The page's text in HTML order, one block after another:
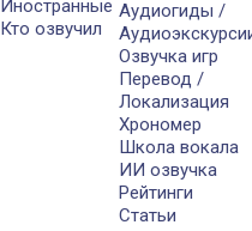
Иностранные
Кто озвучил
Аудиогиды /
Озвучка игр
Перевод /
Локализация
Хрономер
Школа вокала
ИИ озвучка
Рейтинги
Статьи